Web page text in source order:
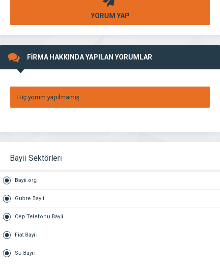
YORUM YAP
FİRMA HAKKINDA YAPILAN YORUMLAR
Hiç yorum yapılmamış.
Bayii Sektörleri
Bayii.org
Gubre Bayii
Cep Telefonu Bayii
Fiat Bayii
Su Bayii